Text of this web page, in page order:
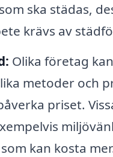
ska städas,
krävs av
Olika företag kan
metoder och
priset.
kan kosta